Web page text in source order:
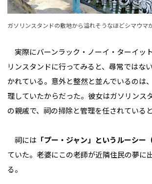
ガソリンスタンドの敷地から溢れそうなほどシマウマ
実際にバーンラック・ノーイ・ターイッ
リンスタンドに行ってみると、尋常ではな
かれている。意外と整然と並んでいるのは
理していたからだった。彼女はガソリンス
の親戚で、祠の掃除と管理を任されていると
祠には 「プー・ジャン」というルーシー
ていた。老婆にこの老師が近隣住民の夢に
る。